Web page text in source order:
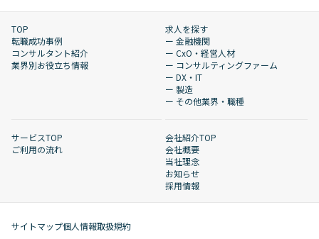
TOP
転職成功事例
コンサルタント紹介
業界別お役立ち情報
求人を探す
ー 金融機関
ー CxO・経営人材
ー コンサルティングファーム
ー DX・IT
ー 製造
ー その他業界・職種
サービスTOP
ご利用の流れ
会社紹介TOP
会社概要
当社理念
お知らせ
採用情報
サイトマップ個人情報取扱規約